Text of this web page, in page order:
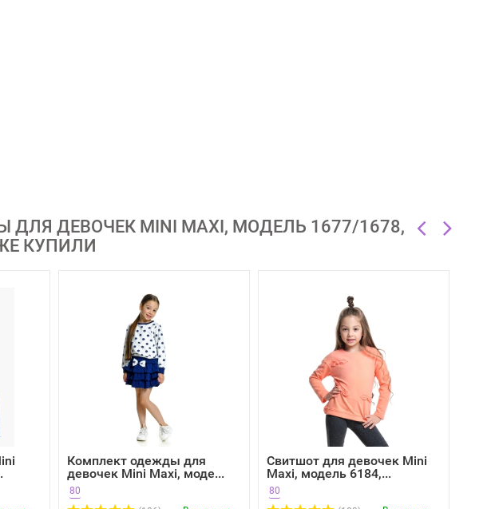
ДЕВОЧЕК MINI MAXI, МОДЕЛЬ 1677/1678,
КУПИЛИ
Комплект одежды для
девочек Mini Maxi, моде...
80
Свитшот для девочек Mini
Maxi, модель 6184,...
80